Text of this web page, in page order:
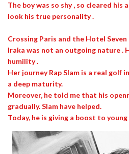
The boy was so shy , so cleared
look his true personality .
Crossing Paris and the Hotel Seven
Iraka was not an outgoing nature .
humility .
Her journeyRapSlam is a real golf
a deep maturity.
Moreover, he told me that his
gradually.Slam have helped.
Today, he is giving a boost to young